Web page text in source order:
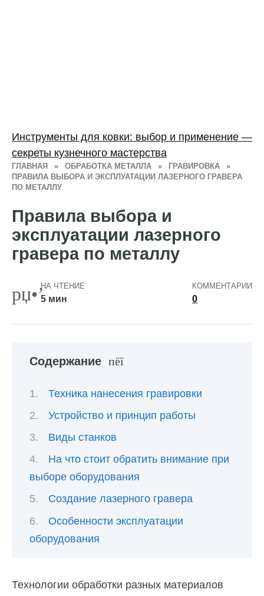
ГЛАВНАЯ » ОБРАБОТКА МЕТАЛЛА » ГРАВИРОВКА
»
ПРАВИЛА ВЫБОРА И ЭКСПЛУАТАЦИИ ЛАЗЕРНОГО ГРАВЕРА
ПО МЕТАЛЛУ
Правила выбора и
эксплуатации лазерного
гравера по металлу
НА ЧТЕНИЕ
5 мин
КОММЕНТАРИИ
0
Содержание
Техника нанесения гравировки
Устройство и принцип работы
Виды станков
На что стоит обратить внимание при
выборе оборудования
Создание лазерного гравера
Особенности эксплуатации
оборудования
Технологии обработки разных материалов
Инструменты для ковки: выбор и применение —
секреты кузнечного мастерства